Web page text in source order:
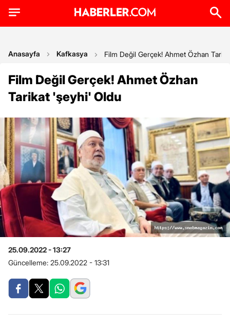
Anasayfa Kafkasya Film Değil Gerçek! Ahmet Özhan
Film Değil Gerçek! Ahmet Özhan
Tarikat 'şeyhi' Oldu
25.09.2022 - 13:27
Güncelleme: 25.09.2022 - 13:31